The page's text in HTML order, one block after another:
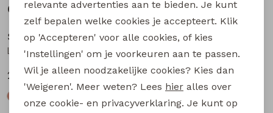
Gerelateerde producten
So Soire
Lianna Z10669 dames piraat Zand
20,00 39,99
relevante advertenties aan te bieden. Je kunt
zelf bepalen welke cookies je accepteert. Klik
op 'Accepteren' voor alle cookies, of kies
'Instellingen' om je voorkeuren aan te passen.
Wil je alleen noodzakelijke cookies? Kies dan
'Weigeren'. Meer weten? Lees hier alles over
onze cookie- en privacyverklaring. Je kunt op